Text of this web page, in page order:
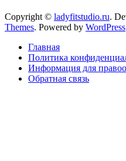
Copyright © ladyfitstudio.ru.
Themes. Powered by WordPress
Главная
Политика
Информация для
Обратная связь